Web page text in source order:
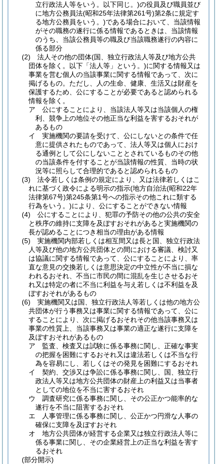
立行政法人等をいう。以下同じ。)の役員及び職員並び
に地方公務員法(昭和25年法律第261号)第2条に規定す
る地方公務員をいう。)である場合において、当該情報
がその職務の遂行に係る情報であるときは、当該情報
のうち、当該公務員等の職及び当該職務遂行の内容に
係る部分
(2)
法人その他の団体(国、独立行政法人等及び地方公共
団体を除く。以下「法人等」という。)に関する情報又は
事業を営む個人の当該事業に関する情報であって、次に
掲げるもの。 ただし、人の生命、健康、生活又は財産を
保護するため、公にすることが必要であると認められる
情報を除く。
ア
公にすることにより、当該法人等又は当該個人の権
利、競争上の地位その他正当な利益を害するおそれが
あるもの
イ
実施機関の要請を受けて、公にしないとの条件で任
意に提供されたものであって、法人等又は個人におけ
る通例として公にしないこととされているものその他
の当該条件を付することが当該情報の性質、当時の状
況等に照らして合理的であると認められるもの
(3)
法令若しくは条例の規定により、又は法律若しくはこ
れに基づく政令による明示の指示(地方自治法(昭和22年
法律第67号)第245条第1号への指示その他これに類する
行為をいう。)により、公にすることができない情報
(4)
公にすることにより、犯罪の予防その他の公共の安全
と秩序の維持に支障を及ぼすおそれがあると実施機関の
長が認めることにつき相当の理由がある情報
(5)
実施機関内部若しくは相互間又は長と国、独立行政法
人等及び他の地方公共団体との間における審議、検討又
は協議に関する情報であって、公にすることにより、率
直な意見の交換若しくは意思決定の中立性が不当に損な
われるおそれ、不当に市民の間に混乱を生じさせるおそ
れ又は特定の者に不当に利益を与え若しくは不利益を及
ぼすおそれがあるもの
(6)
実施機関又は国、独立行政法人等若しくは他の地方公
共団体が行う事務又は事業に関する情報であって、公に
することにより、次に掲げるおそれその他当該事務又は
事業の性質上、当該事務又は事業の適正な遂行に支障を
及ぼすおそれがあるもの
ア
監査、検査又は試験に係る事務に関し、正確な事実
の把握を困難にするおそれ又は違法若しくは不当な行
為を容易にし、若しくはその発見を困難にするおそれ
イ
契約、交渉又は争訟に係る事務に関し、国、独立行
政法人等又は地方公共団体の財産上の利益又は当事者
としての地位を不当に害するおそれ
ウ
調査研究に係る事務に関し、その公正かつ能率的な
遂行を不当に阻害するおそれ
エ
人事管理に係る事務に関し、公正かつ円滑な人事の
確保に支障を及ぼすおそれ
オ
地方公共団体が経営する企業又は独立行政法人等に
係る事業に関し、その企業経営上の正当な利益を害す
るおそれ
(部分開示)